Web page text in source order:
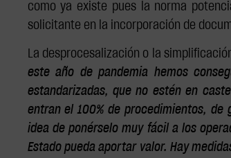
como ya existe pues la norma
solicitante en la incorporación de
La desprocesalización o la
este año de pandemia hemos
estandarizadas, que no estén en
entran el 100% de procedimientos, de
idea de ponérselo muy fácil a los
Estado pueda aportar valor. Hay